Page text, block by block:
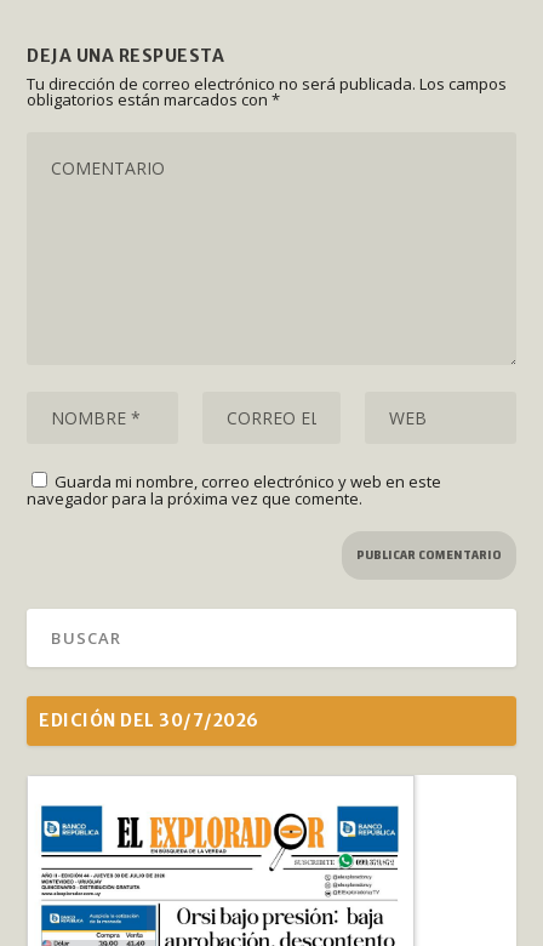
DEJA UNA RESPUESTA
Tu dirección de correo electrónico no será publicada. Los campos
obligatorios están marcados con*
Guarda mi nombre, correo electrónico y web en este
navegador para la próxima vez que comente.
EDICIÓN DEL 30/7/2026